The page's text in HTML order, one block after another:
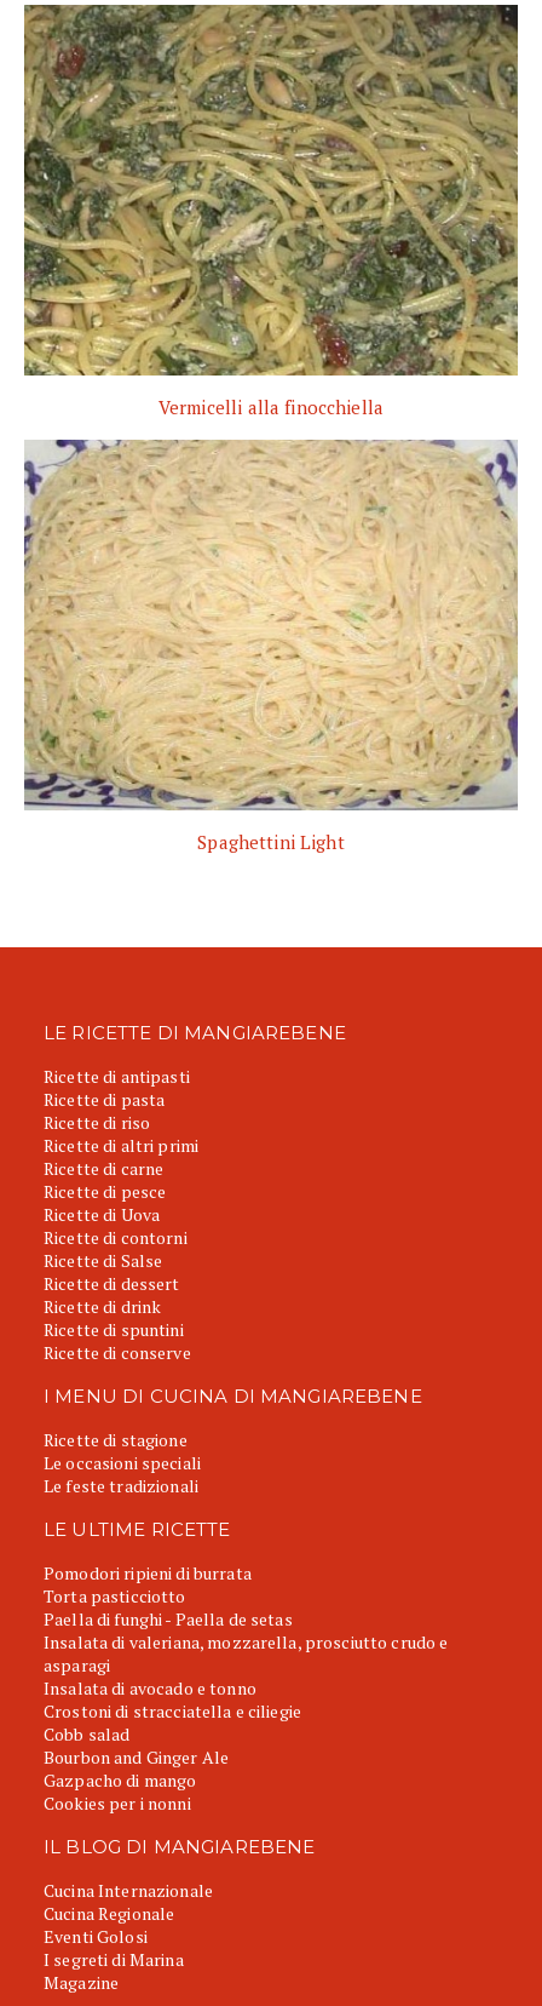
Vermicelli alla finocchiella
Spaghettini Light
LE RICETTE DI MANGIAREBENE
Ricette di antipasti
Ricette di pasta
Ricette di riso
Ricette di altri primi
Ricette di carne
Ricette di pesce
Ricette di Uova
Ricette di contorni
Ricette di Salse
Ricette di dessert
Ricette di drink
Ricette di spuntini
Ricette di conserve
I MENU DI CUCINA DI MANGIAREBENE
Ricette di stagione
Le occasioni speciali
Le feste tradizionali
LE ULTIME RICETTE
Pomodori ripieni di burrata
Torta pasticciotto
Paella di funghi - Paella de setas
Insalata di valeriana, mozzarella, prosciutto crudo e
asparagi
Insalata di avocado e tonno
Crostoni di stracciatella e ciliegie
Cobb salad
Bourbon and Ginger Ale
Gazpacho di mango
Cookies per i nonni
IL BLOG DI MANGIAREBENE
Cucina Internazionale
Cucina Regionale
Eventi Golosi
I segreti di Marina
Magazine